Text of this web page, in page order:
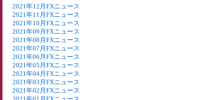
2021年12月FXニュース
2021年11月FXニュース
2021年10月FXニュース
2021年09月FXニュース
2021年08月FXニュース
2021年07月FXニュース
2021年06月FXニュース
2021年05月FXニュース
2021年04月FXニュース
2021年03月FXニュース
2021年02月FXニュース